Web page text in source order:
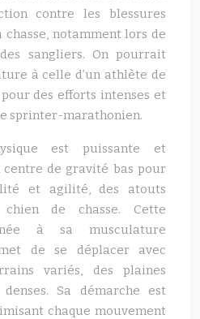
contre les blessures
notamment lors de
sangliers. On pourrait
à celle d’un athlète de
des efforts intenses et
sprinter-marathonien.
est puissante et
de gravité bas pour
et agilité, des atouts
de chasse. Cette
à sa musculature
de se déplacer avec
variés, des plaines
Sa démarche est
chaque mouvement